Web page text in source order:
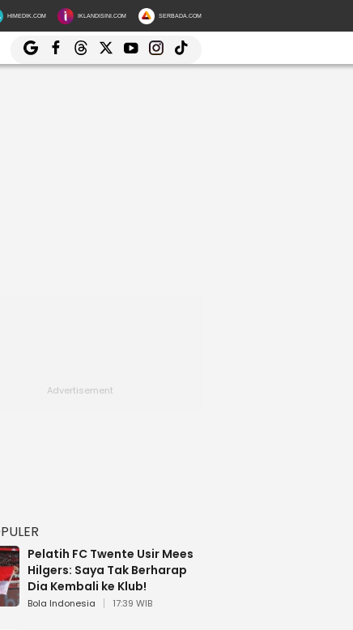
HIMEDIK.COM IKLANDISINI.COM SERBADA.COM
Pelatih FC Twente Usir Mees
Hilgers: Saya Tak Berharap
Dia Kembali ke Klub!
Bola Indonesia 17:39 WIB